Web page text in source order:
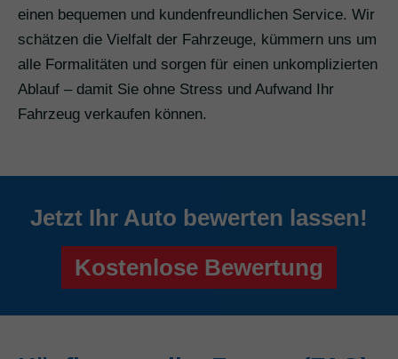
einen bequemen und kundenfreundlichen Service. Wir
schätzen die Vielfalt der Fahrzeuge, kümmern uns um
alle Formalitäten und sorgen für einen unkomplizierten
Ablauf – damit Sie ohne Stress und Aufwand Ihr
Fahrzeug verkaufen können.
Jetzt Ihr Auto bewerten lassen!
Kostenlose Bewertung